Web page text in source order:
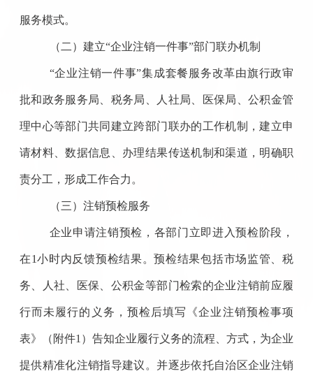
服务模式。
（二）建立“企业注销一件事”部门联办机制
“企业注销一件事”集成套餐服务改革由旗行政审
批和政务服务局、税务局、人社局、医保局、公积金管
理中心等部门共同建立跨部门联办的工作机制，建立申
请材料、数据信息、办理结果传送机制和渠道，明确职
责分工，形成工作合力。
（三）注销预检服务
企业申请注销预检，各部门立即进入预检阶段，
在1小时内反馈预检结果。预检结果包括市场监管、税
务、人社、医保、公积金等部门检索的企业注销前应履
行而未履行的义务，预检后填写《企业注销预检事项
表》（附件1）告知企业履行义务的流程、方式，为企业
提供精准化注销指导建议。并逐步依托自治区企业注销